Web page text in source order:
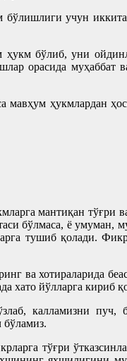
учун
ҳукм бўлиб, уни
орасида
ҳукмлардан
мантиқан тўғри
бўлмаса, ё умуман,
тушиб қолади.
ва хотираларида
хато йўлларга кириб
калламизни
бўламиз.
тўғри